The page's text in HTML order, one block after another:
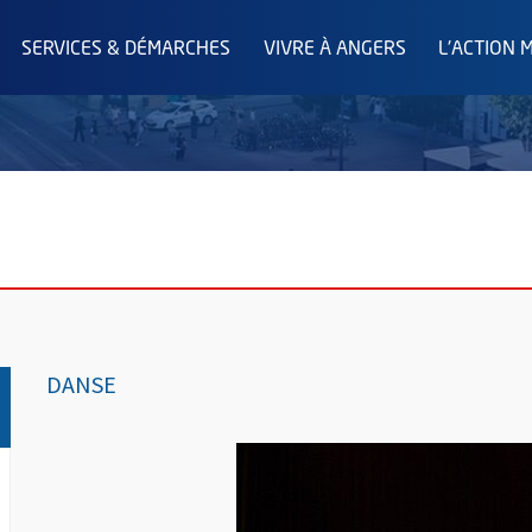
SERVICES & DÉMARCHES VIVRE À ANGERS L'ACTION
DANSE